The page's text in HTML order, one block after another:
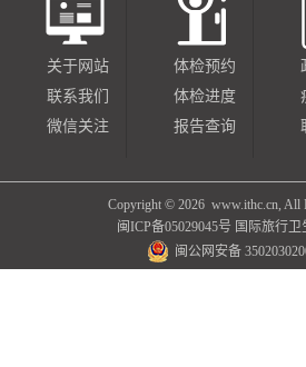
关于网站
联系我们
微信关注
体检预约
体检进度
报告查询
Copyright © 2026 www.ithc.cn, All
闽ICP备05029045号 国际旅行卫
闽公网安备